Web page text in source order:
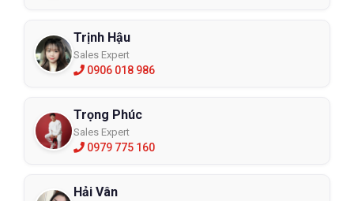
Trịnh Hậu
Sales Expert
0906 018 986
Trọng Phúc
Sales Expert
0979 775 160
Hải Vân